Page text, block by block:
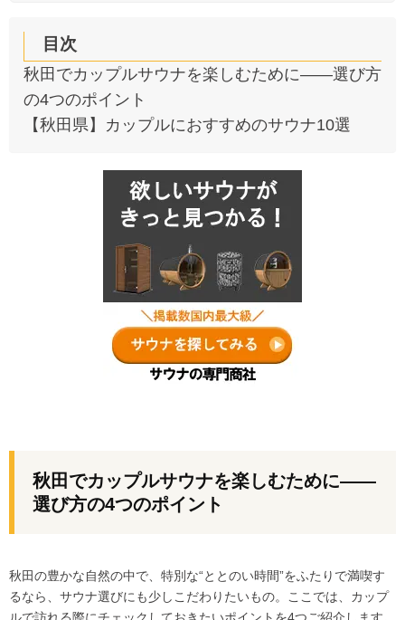
目次
秋田でカップルサウナを楽しむために――選び方
の4つのポイント
【秋田県】カップルにおすすめのサウナ10選
秋田でカップルサウナを楽しむために――
選び方の4つのポイント
秋田の豊かな自然の中で、特別な“ととのい時間”をふたりで満喫す
るなら、サウナ選びにも少しこだわりたいもの。ここでは、カップ
ルで訪れる際にチェックしておきたいポイントを4つご紹介します。